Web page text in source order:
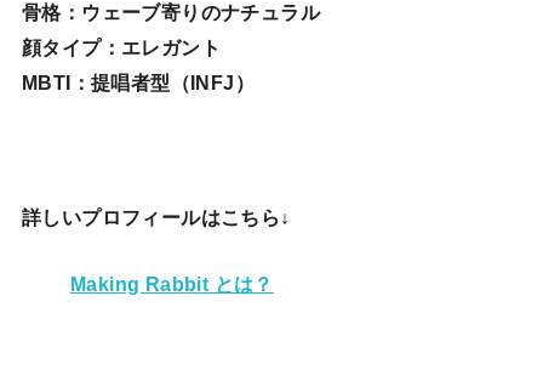
骨格：ウェーブ寄りのナチュラル
顔タイプ：エレガン ト
MBTI：提唱者型（INFJ）
詳しいプロフィールはこちら↓
Making Rabbit とは？